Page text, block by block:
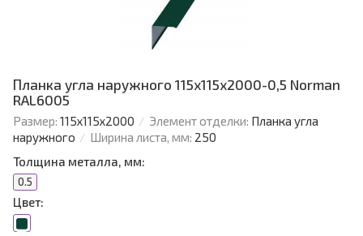
Планка угла наружного 115х115х2000-0,5 Norman
RAL6005
Размер: 115х115х2000 Элемент отделки: Планка угла
наружного
Ширина листа, мм: 250
Толщина металла, мм:
0.5
Цвет: